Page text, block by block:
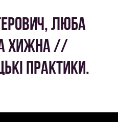
ЛЮБА
ХИЖНА //
ПРАКТИКИ.